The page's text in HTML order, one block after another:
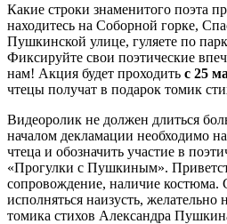
Какие строки знаменитого поэта
находитесь на Соборной горке,
Пушкинской улице, гуляете по
Фиксируйте свои поэтические
нам! Акция будет проходить с 25
чтецы получат в подарок томик
Видеоролик не должен длиться
началом декламации необходимо
чтеца и обозначить участие в
«Прогулки с Пушкиным».
сопровождение, наличие
исполняться наизусть, желательно
томика стихов Александра